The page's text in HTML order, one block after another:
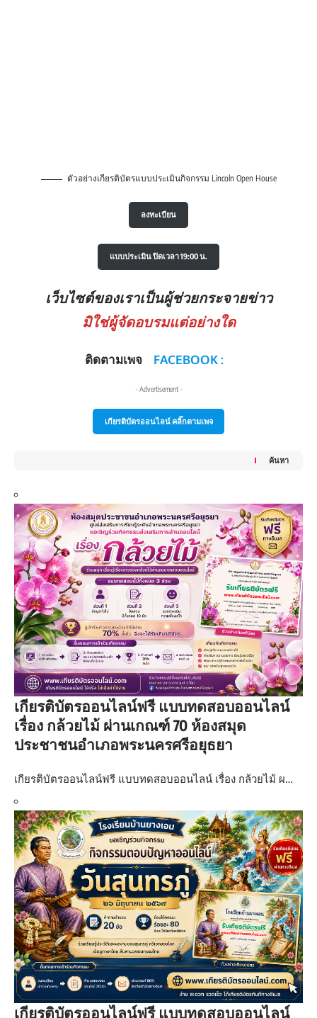
ตัวอย่างเกียรติบัตรแบบประเมินกิจกรรม Lincoln Open House
ลงทะเบียน
แบบประเมิน ปิดเวลา 19:00 น.
เว็บไซต์ของเราเป็นผู้ช่วยกระจายข่าว
มิใช่ผู้จัดอบรมแต่อย่างใด
ติดตามเพจ FACEBOOK :
- Advertisement -
เกียรติบัตรออนไลน์ คลิ๊กตามเพจ
ค้นหา
เกียรติบัตรออนไลน์ฟรี แบบทดสอบออนไลน์
เรื่อง กล้วยไม้ ผ่านเกณฑ์ 70 ห้องสมุด
ประชาชนอำเภอพระนครศรีอยุธยา
เกียรติบัตรออนไลน์ฟรี แบบทดสอบออนไลน์ เรื่อง กล้วยไม้ ผ…
เกียรติบัตรออนไลน์ฟรี แบบทดสอบออนไลน์